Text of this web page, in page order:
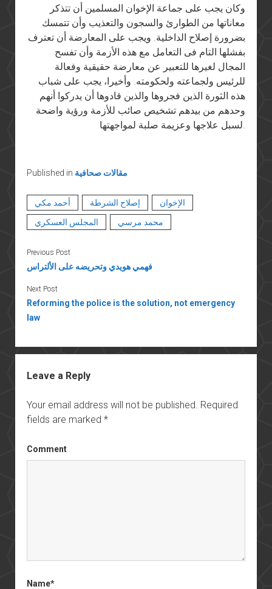
وكان يجب على جماعة الإخوان المسلمين أن تتذكر
معاناتها من الطوارئ والسجون والتعذيب وأن تتمسك
بضرورة إصلاح الداخلية. ويجب على المعارضة أن تعترف
بفشلها التام فى التعامل مع هذه الأزمة وأن تفسح
المجال لغيرها للتعبير عن معارضة حقيقية وفعالة
للرئيس ولجماعته ولحكومته. وأخيرا، يجب على شباب
هذه الثورة الذين فجروها والذين قادوها أن يدركوا أنهم
وحدهم من بيدهم تشخيص صائب للأزمة ورؤية واضحة
لسبل علاجها وعزيمة صلبة لمواجهتها.
Published in مقالات صحافية
أحمد مكي إصلاح الشرطة
الإخوان
المجلس العسكري
محمد مرسي
Previous Post
فهمي هويدي وتحريضه على الألتراس
Next Post
Reforming the police is the solution, not emergency
law
Leave a Reply
Your email address will not be published. Required
fields are marked *
Comment
Name*